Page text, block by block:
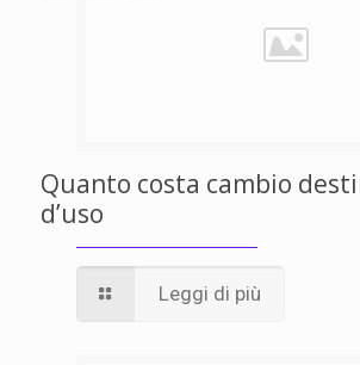
Quanto costa cambio
d’uso
Leggi di più